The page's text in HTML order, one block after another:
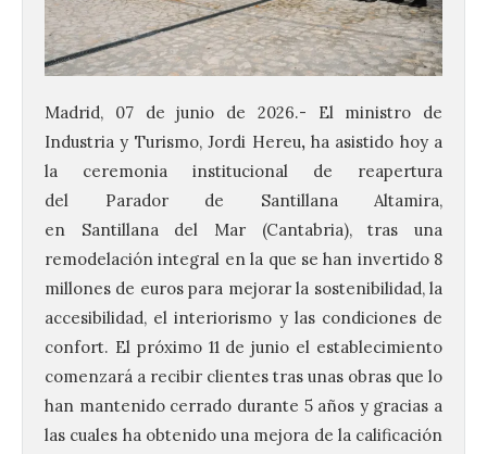
Madrid, 07 de junio de 2026.- El ministro de
Industria y Turismo, Jordi Hereu, ha asistido hoy a
la ceremonia institucional de reapertura
del Parador de Santillana Altamira,
en Santillana del Mar (Cantabria), tras una
remodelación integral en la que se han invertido 8
millones de euros para mejorar la sostenibilidad, la
accesibilidad, el interiorismo y las condiciones de
confort. El próximo 11 de junio el establecimiento
comenzará a recibir clientes tras unas obras que lo
han mantenido cerrado durante 5 años y gracias a
las cuales ha obtenido una mejora de la calificación